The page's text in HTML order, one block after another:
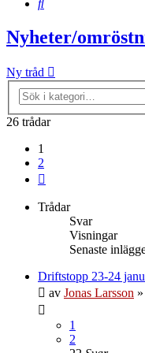
Nyheter/
Ny tråd
26 trådar
1
2
Trådar
Svar
Visningar
Senaste
Driftstopp 23-24
av Jonas Larsson »
1
2